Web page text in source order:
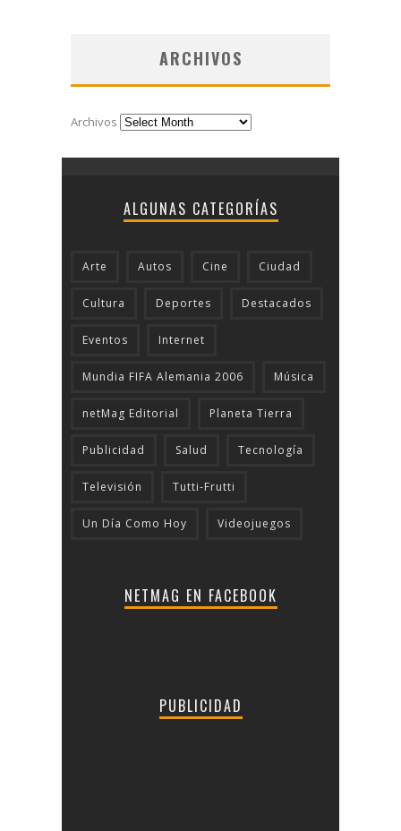
ARCHIVOS
Archivos
ALGUNAS CATEGORÍAS
Arte Autos Cine Ciudad
Cultura Deportes Destacados
Eventos Internet
Mundia FIFA Alemania 2006 Música
netMag Editorial Planeta Tierra
Publicidad Salud Tecnologí­a
Televisión Tutti-Frutti
Un Día Como Hoy Videojuegos
NETMAG EN FACEBOOK
PUBLICIDAD